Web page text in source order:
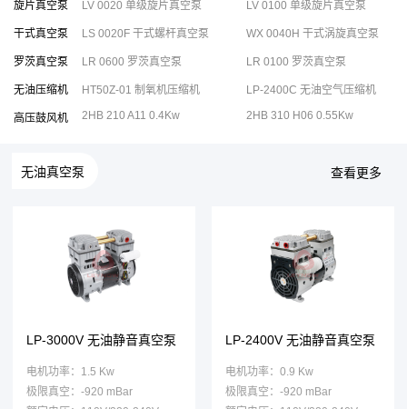
旋片真空泵 LV 0020 单级旋片真空泵 LV 0100 单级旋片真空泵
干式真空泵 LS 0020F 干式螺杆真空泵 WX 0040H 干式涡旋真空泵
罗茨真空泵 LR 0600 罗茨真空泵 LR 0100 罗茨真空泵
无油压缩机 HT50Z-01 制氧机压缩机 LP-2400C 无油空气压缩机
高压鼓风机 2HB 210 A11 0.4Kw 2HB 310 H06 0.55Kw
无油真空泵 查看更多
LP-3000V 无油静音真空泵
电机功率：1.5 Kw
极限真空：-920 mBar
LP-2400V 无油静音真空泵
电机功率：0.9 Kw
极限真空：-920 mBar